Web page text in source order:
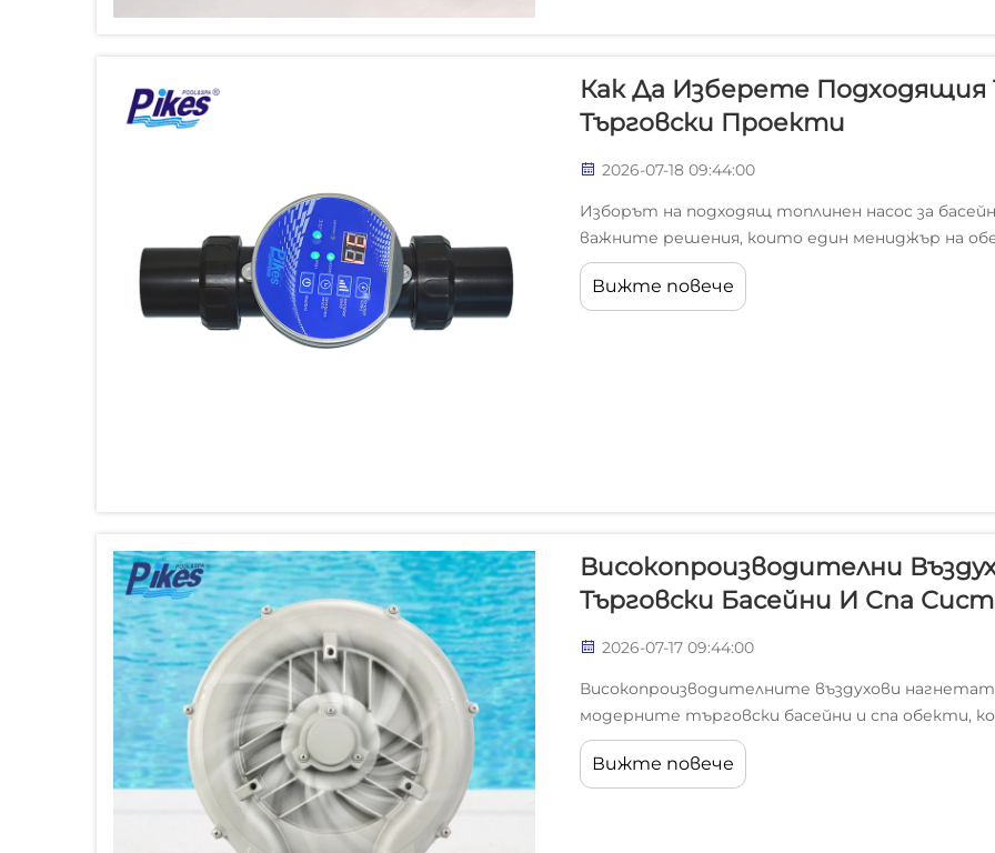
Как Да Изберете Подходящия
Търговски Проекти
2026-07-18 09:44:00
Изборът на подходящ топлинен насос за
важните решения, които един мениджър на
Ефективността, срокът на експлоатация и
търговски басейн силно зависят от този
Вижте повече
Високопроизводителни
Търговски Басейни И Спа
2026-07-17 09:44:00
Високопроизводителните въздухови
модерните търговски басейни и спа обекти,
водата и дезинфекция. Тези мощни системи
поддържането на прозрачността на водата до
Вижте повече